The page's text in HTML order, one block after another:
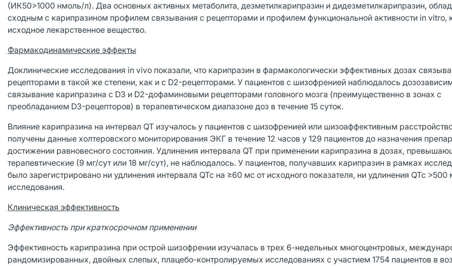
(ИК50>1000 нмоль/л). Два основных активных метаболита, дезметилкарипразин и дидезметилкарипразин,
сходным с карипразином профилем связывания с рецепторами и профилем функциональной активности in vitro,
исходное лекарственное вещество.
Фармакодинамические эффекты
Доклинические исследования in vivo показали, что карипразин в фармакологически эффективных дозах
рецепторами в такой же степени, как и с D2-рецепторами. У пациентов с шизофренией наблюдалось
связывание карипразина с D3 и D2-дофаминовыми рецепторами головного мозга (преимущественно в зонах с
преобладанием D3-рецепторов) в терапевтическом диапазоне доз в течение 15 суток.
Влияние карипразина на интервал QT изучалось у пациентов с шизофренией или шизоаффективным
получены данные холтеровского мониторирования ЭКГ в течение 12 часов у 129 пациентов до назначения
достижении равновесного состояния. Удлинения интервала QT при применении карипразина в дозах,
терапевтические (9 мг/сут или 18 мг/сут), не наблюдалось. У пациентов, получавших карипразин в рамках
было зарегистрировано ни удлинения интервала QTc на ≥60 мс от исходного показателя, ни удлинения QTc >500
исследования.
Клиническая эффективность
Эффективность при краткосрочном применении
Эффективность карипразина при острой шизофрении изучалась в трех 6-недельных многоцентровых,
рандомизированных, двойных слепых, плацебо-контролируемых исследованиях с участием 1754 пациентов в